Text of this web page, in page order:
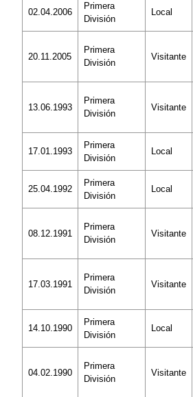
02.04.2006
Primera
División
Local
20.11.2005
Primera
División
Visitante
13.06.1993
Primera
División
Visitante
17.01.1993
Primera
División
Local
25.04.1992
Primera
División
Local
08.12.1991
Primera
División
Visitante
17.03.1991
Primera
División
Visitante
14.10.1990
Primera
División
Local
04.02.1990
Primera
División
Visitante